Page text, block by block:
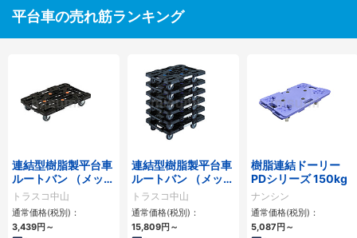
平台車の売れ筋ランキング
連結型樹脂製平台車
ルートバン （メッシ
ュタイプ）
トラスコ中山
通常価格(税別)：
3,439円 ～
連結型樹脂製平台車
ルートバン （メッシ
ュタイプ）（まとめ
買い） オール自在タ
イプ
トラスコ中山
通常価格(税別)：
15,809円 ～
樹脂連結ドーリー
PDシリーズ 150kg
ナンシン
通常価格(税別)：
5,087円 ～